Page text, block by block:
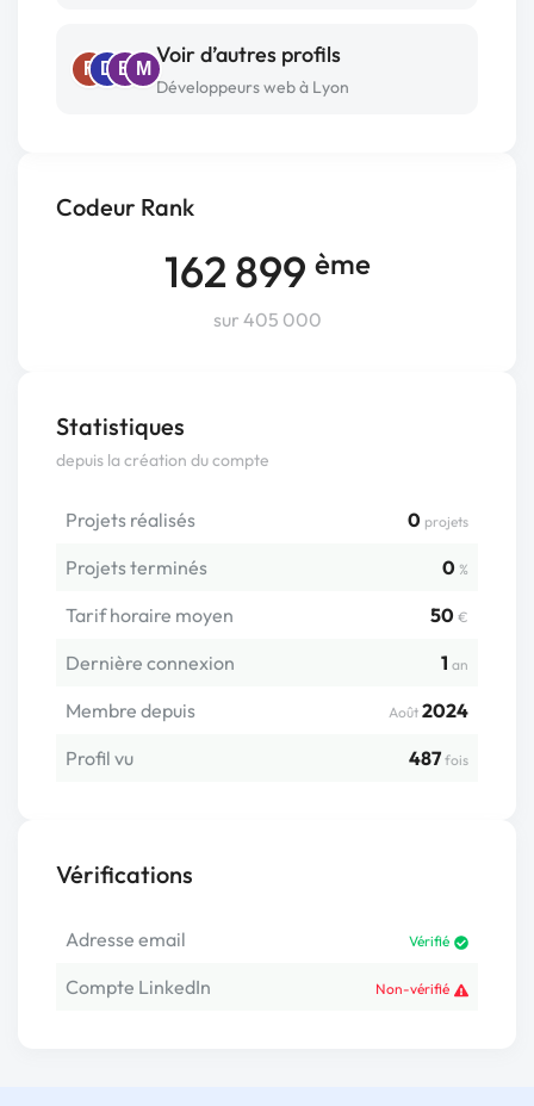
Codeur Rank
162 899 ème
sur 405 000
Statistiques
depuis la création du compte
Projets réalisés 0 projets
Projets terminés 0 %
Tarif horaire moyen 50 €
Dernière connexion 1 an
Membre depuis Août 2024
Profil vu
487 fois
Vérifications
Adresse email Vérifié
Compte LinkedIn Non-vérifié
F D B M
Voir d’autres profils
Développeurs web à Lyon